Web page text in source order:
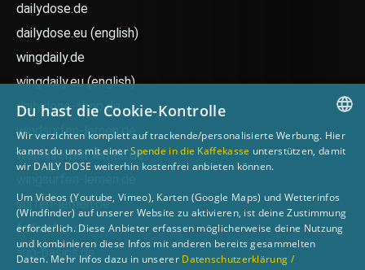
dailydose.de
dailydose.eu (english)
wingdaily.de
wingdaily.eu(english)
dailydose-shop.de
windsurfen-lernen.de
wellenreiten-lernen.de
surfen-lernen.de
foilsurfen.de
sup-basics.de
GERMAN
Du hast die Cookie-Kontrolle
Wir verzichten komplett auf trackende/personalisierte Werbung. Hier
kannst du uns mit einerSpende in die Kaffekasse unterstützen, damit
wir DAILY DOSE weiterhin kostenfrei anbieten können.
Um Videos (Youtube, Vimeo), Karten (Google Maps) und Wetterinfos
(Windfinder) auf unserer Website zu aktivieren, ist deine Zustimmung
erforderlich. Diese Anbieter erfassen möglicherweise deine Nutzung
und kombinieren diese Infos mit anderen bereits gesammelten
Daten. Mehr Infos dazu in unserer Datenschutzerklärung /